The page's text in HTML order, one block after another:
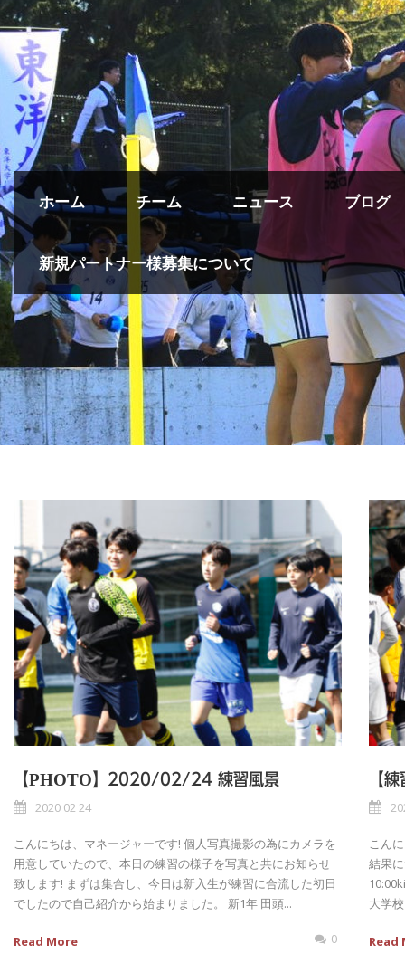
ホーム チーム ニュース ブログ
新規パートナー様募集について
【PHOTO】2020/02/24 練習風景
2020 02 24
こんにちは、マネージャーです! 個人写真撮影の為にカメラを
用意していたので、本日の練習の様子を写真と共にお知らせ
致します! まずは集合し、今日は新入生が練習に合流した初日
でしたので自己紹介から始まりました。 新1年 田頭...
Read More 0
【
こん
結果
大学
Read